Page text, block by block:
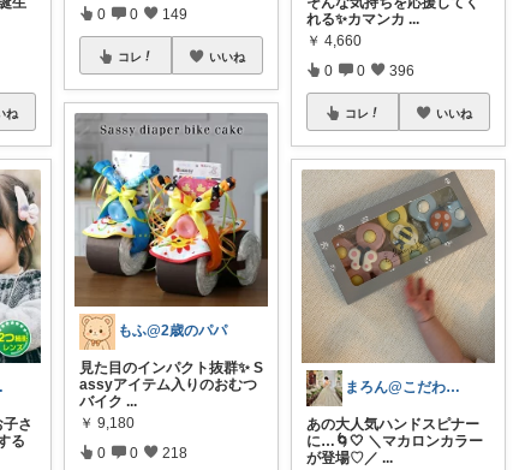
ね
ひと
子さ
る
0 0 149
コレ いいね
もふ@2歳のパパ
見た目のインパクト抜群✨ S
assyアイテム入りのおむつ
バイク ...
￥ 9,180
0 0 218
れる✨カマンカ ...
￥ 4,660
0 0 396
コレ いいね
まろん@こだわりママ
あの大人気ハンドスピナー
に…🌀🤍 ＼マカロンカラー
が登場♡／...